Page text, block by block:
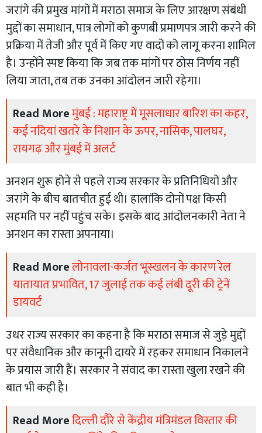
जरांगे की प्रमुख मांगों में मराठा समाज के लिए आरक्षण संबंधी
मुद्दों का समाधान, पात्र लोगों को कुणबी प्रमाणपत्र जारी करने की
प्रक्रिया में तेजी और पूर्व में किए गए वादों को लागू करना शामिल
है। उन्होंने स्पष्ट किया कि जब तक मांगों पर ठोस निर्णय नहीं
लिया जाता, तब तक उनका आंदोलन जारी रहेगा।
Read Moreमुंबई : महाराष्ट्र में मूसलाधार बारिश का कहर,
कई नदियां खतरे के निशान के ऊपर, नासिक, पालघर,
रायगढ़ और मुंबई में अलर्ट
अनशन शुरू होने से पहले राज्य सरकार के प्रतिनिधियों और
जरांगे के बीच बातचीत हुई थी। हालांकि दोनों पक्ष किसी
सहमति पर नहीं पहुंच सके। इसके बाद आंदोलनकारी नेता ने
अनशन का रास्ता अपनाया।
Read Moreलोनावला-कर्जत भूस्खलन के कारण रेल
यातायात प्रभावित, 17 जुलाई तक कई लंबी दूरी की ट्रेनें
डायवर्ट
उधर राज्य सरकार का कहना है कि मराठा समाज से जुड़े मुद्दों
पर संवैधानिक और कानूनी दायरे में रहकर समाधान निकालने
के प्रयास जारी हैं। सरकार ने संवाद का रास्ता खुला रखने की
बात भी कही है।
Read Moreदिल्ली दौरे से केंद्रीय मंत्रिमंडल विस्तार की